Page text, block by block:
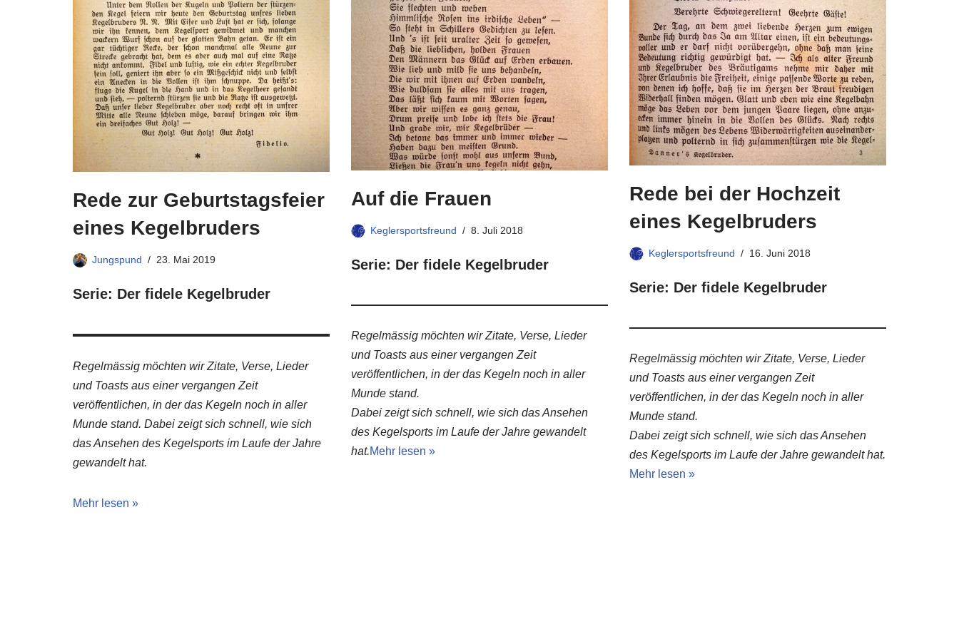
Rede zur Geburtstagsfeier
eines Kegelbruders
Jungspund 23. Mai 2019
Serie: Der fidele Kegelbruder
Regelmässig möchten wir Zitate, Verse, Lieder
und Toasts aus einer vergangen Zeit
veröffentlichen, in der das Kegeln noch in aller
Munde stand. Dabei zeigt sich schnell, wie sich
das Ansehen des Kegelsports im Laufe der Jahre
gewandelt hat.
Mehr lesen »
Auf die Frauen
Keglersportsfreund 8. Juli 2018
Serie: Der fidele Kegelbruder
Regelmässig möchten wir Zitate, Verse, Lieder
und Toasts aus einer vergangen Zeit
veröffentlichen, in der das Kegeln noch in aller
Munde stand.
Dabei zeigt sich schnell, wie sich das Ansehen
des Kegelsports im Laufe der Jahre gewandelt
hat.Mehr lesen »
Rede bei der Hochzeit
eines Kegelbruders
Keglersportsfreund 16. Juni 2018
Serie: Der fidele Kegelbruder
Regelmässig möchten wir Zitate, Verse, Lieder
und Toasts aus einer vergangen Zeit
veröffentlichen, in der das Kegeln noch in aller
Munde stand.
Dabei zeigt sich schnell, wie sich das Ansehen
des Kegelsports im Laufe der Jahre gewandelt hat.
Mehr lesen »